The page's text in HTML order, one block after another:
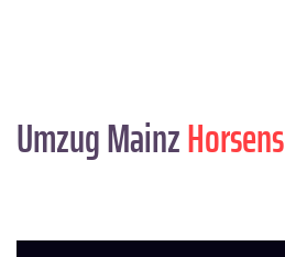
Umzug MainzHorsens